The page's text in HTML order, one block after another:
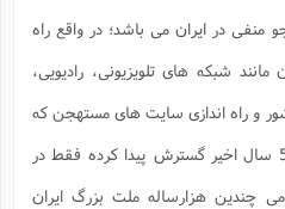
منفی در ایران می باشد؛ در واقع راه
شبکه های تلویزیونی، رادیویی،
و راه اندازی سایت های مستهجن که
از 10 سال پیش آغاز شده و در 5 سال اخیر گسترش پیدا کرده فقط در
چندین هزارساله ملت بزرگ ایران